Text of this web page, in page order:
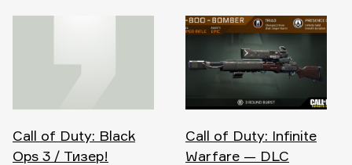
Call of Duty: Black
Ops 3 / Тизер!
Call of Duty: Infinite
Warfare — DLC